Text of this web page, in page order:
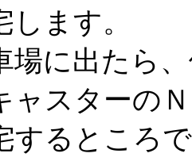
します。
場に出たら
ャスターの
するところ